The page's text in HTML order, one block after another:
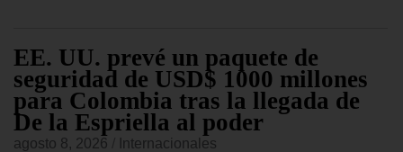
EE. UU. prevé un paquete de
seguridad de USD$ 1000 millones
para Colombia tras la llegada de
De la Espriella al poder
agosto 8, 2026 Internacionales